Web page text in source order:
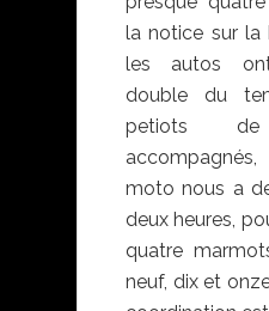
la notice sur la
les autos
double du
petiots
moto nous a
deux heures,
quatre
neuf, dix et